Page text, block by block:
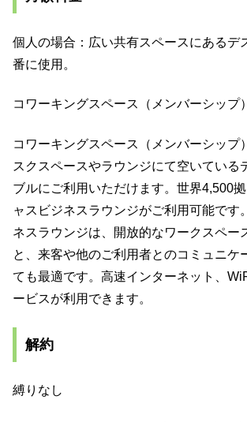
個人の場合：広い共有スペースにあるデ
番に使用。
コワーキングスペース（メンバーシップ
コワーキングスペース（メンバーシップ
スクスペースやラウンジにて空いている
ブルにご利⽤いただけます。世界4,500
ャスビジネスラウンジがご利⽤可能です
ネスラウンジは、開放的なワークスペー
と、来客や他のご利用者とのコミュニケ
ても最適です。⾼速インターネット、
ービスが利用できます。
解約
縛りなし